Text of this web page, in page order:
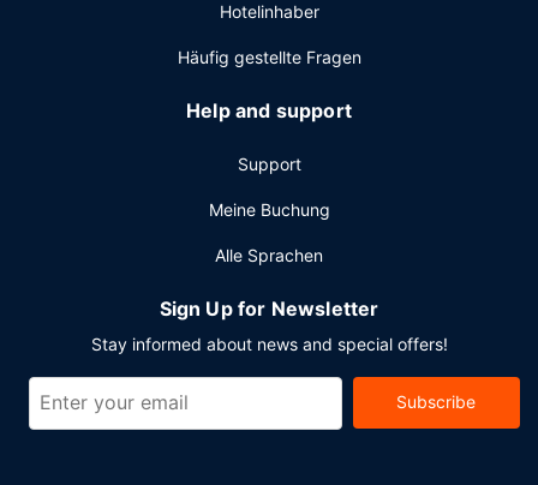
Konferenzfläche und 2 Tagungsräume. Vor Ort gibt es
Folgendes: Parken ohne Service (kostenlos).
Hotelinhaber
Häufig gestellte Fragen
Help and support
Support
Meine Buchung
Alle Sprachen
Sign Up for Newsletter
Stay informed about news and special offers!
Subscribe